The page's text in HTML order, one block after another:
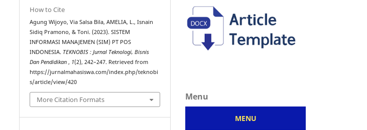
How to Cite
Agung Wijoyo, Via Salsa Bila, AMELIA, L., Isnain
Sidiq Pramono, & Toni. (2023). SISTEM
INFORMASI MANAJEMEN (SIM) PT POS
INDONESIA. TEKNOBIS : Jurnal Teknologi, Bisnis
Dan Pendidikan, 1(2), 242–247. Retrieved from
https://jurnalmahasiswa.com/index.php/teknobi
s/article/view/420
More Citation Formats Menu
MENU